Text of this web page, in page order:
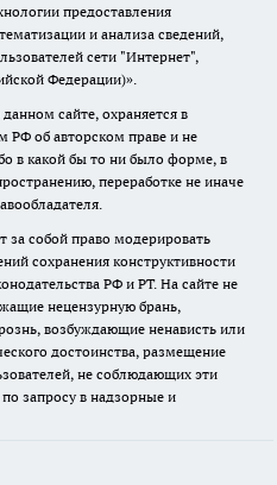
предоставления
и анализа сведений,
сети "Интернет",
Федерации)».
сайте, охраняется в
РФ об авторском праве и не
в какой бы то ни было форме, в
переработке не иначе
за собой право модерировать
сохранения конструктивности
РФ и РТ. На сайте не
нецензурную брань,
возбуждающие ненависть или
достоинства, размещение
не соблюдающих эти
запросу в надзорные и